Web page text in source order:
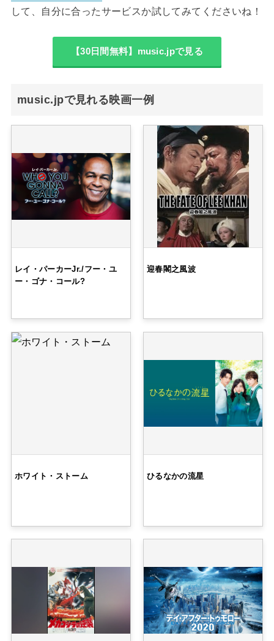
して、自分に合ったサービスか試してみてくださいね！
【30日間無料】music.jpで見る
music.jpで見れる映画一例
レイ・パーカーJr./フー・ユ
ー・ゴナ・コール?
迎春閣之風波
ホワイト・ストーム ひるなかの流星